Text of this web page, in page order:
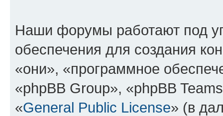
Наши форумы работают под
обеспечения для создания
«они», «программное
«phpBB Group», «phpBB
«General Public License» (в